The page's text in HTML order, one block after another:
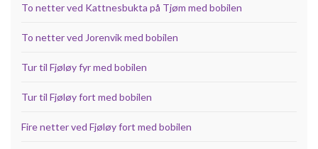
To netter ved Kattnesbukta på Tjøm med bobilen
To netter ved Jorenvik med bobilen
Tur til Fjøløy fyr med bobilen
Tur til Fjøløy fort med bobilen
Fire netter ved Fjøløy fort med bobilen